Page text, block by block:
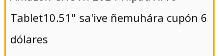
Tablet10.51" sa'ive ñemuhára cupón 6
dólares